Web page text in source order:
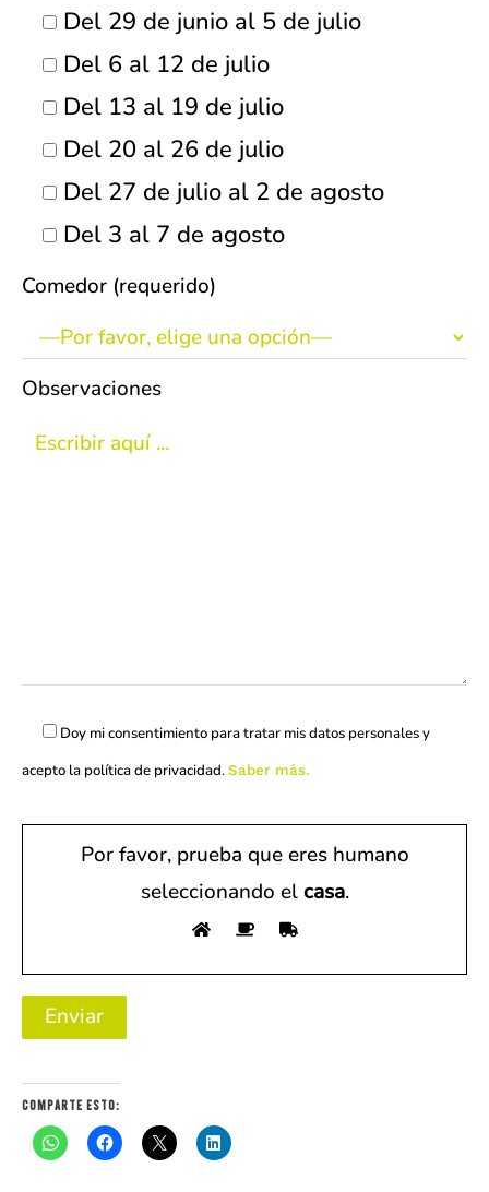
Del 29 de junio al 5 de julio
Del 6 al 12 de julio
Del 13 al 19 de julio
Del 20 al 26 de julio
Del 27 de julio al 2 de agosto
Del 3 al 7 de agosto
Comedor (requerido)
Observaciones
Doy mi consentimiento para tratar mis datos personales y
acepto la política de privacidad. Saber más.
Por favor, prueba que eres humano
seleccionando elcasa.
Comparte esto: